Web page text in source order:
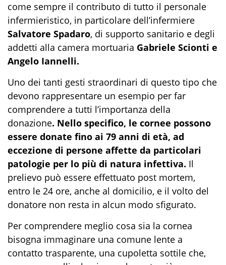
come sempre il contributo di tutto il personale
infermieristico, in particolare dell’infermiere
Salvatore Spadaro, di supporto sanitario e degli
addetti alla camera mortuaria Gabriele Scionti e
Angelo Iannelli.
Uno dei tanti gesti straordinari di questo tipo che
devono rappresentare un esempio per far
comprendere a tutti l’importanza della
donazione. Nello specifico, le cornee possono
essere donate fino ai 79 anni di età, ad
eccezione di persone affette da particolari
patologie per lo più di natura infettiva. Il
prelievo può essere effettuato post mortem,
entro le 24 ore, anche al domicilio, e il volto del
donatore non resta in alcun modo sfigurato.
Per comprendere meglio cosa sia la cornea
bisogna immaginare una comune lente a
contatto trasparente, una cupoletta sottile che,